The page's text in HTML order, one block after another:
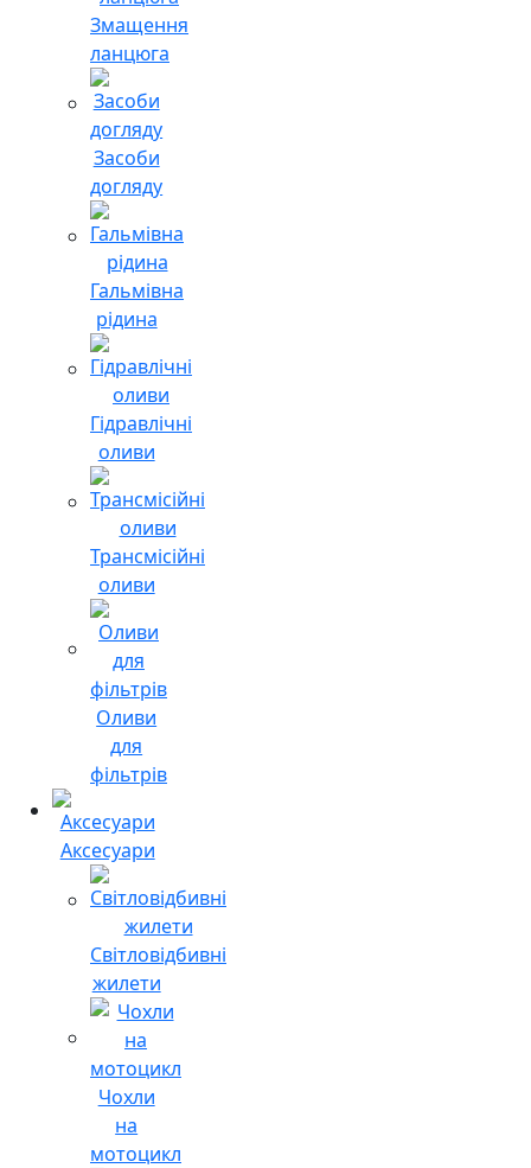
Змащення
ланцюга
Засоби
догляду
Гальмівна
рідина
Гідравлічні
оливи
Трансмісійні
оливи
Оливи
для
фільтрів
Аксесуари
Світловідбивні
жилети
Чохли
на
мотоцикл